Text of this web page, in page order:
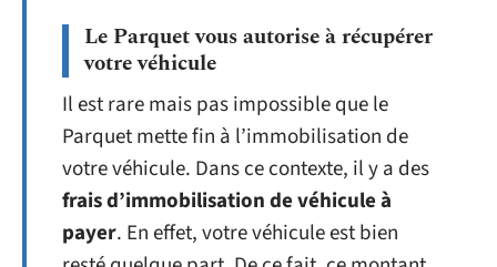
Le Parquet vous autorise à récupérer
votre véhicule
Il est rare mais pas impossible que le
Parquet mette fin à l’immobilisation de
votre véhicule. Dans ce contexte, il y a des
frais d’immobilisation de véhicule à
payer. En effet, votre véhicule est bien